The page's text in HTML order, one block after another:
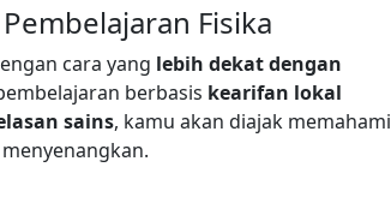
Fisika
cara yang lebih dekat dengan
berbasis kearifan lokal
sains, kamu akan diajak memahami